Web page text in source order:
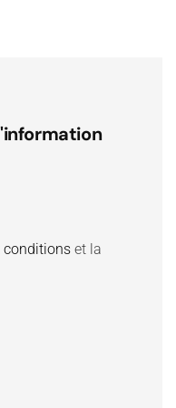
conditions et la